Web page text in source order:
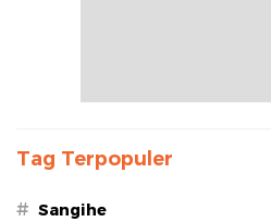
Tag Terpopuler
# Sangihe